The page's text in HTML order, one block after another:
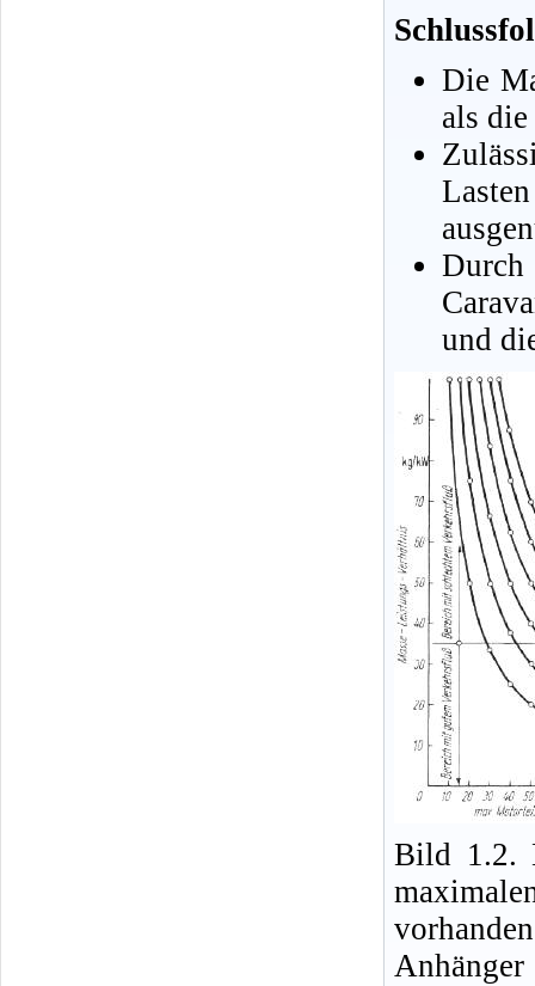
Die
als
und
Bild 1.2.
Anhänger